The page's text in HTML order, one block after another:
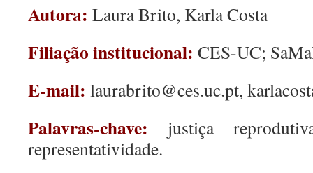
Autora: Laura Brito, Karla Costa
Filiação institucional: CES-UC;
E-mail: laurabrito@ces.uc.pt,
Palavras-chave: justiça
representatividade.